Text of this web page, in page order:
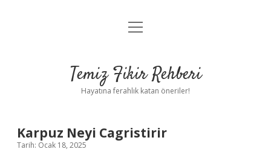
Anasayfa
Yasal Uyarı
menüyü
Temiz Fikir Rehberi
Hayatına ferahlık katan öneriler!
Karpuz Neyi Cagristirir
Tarih: Ocak 18, 2025